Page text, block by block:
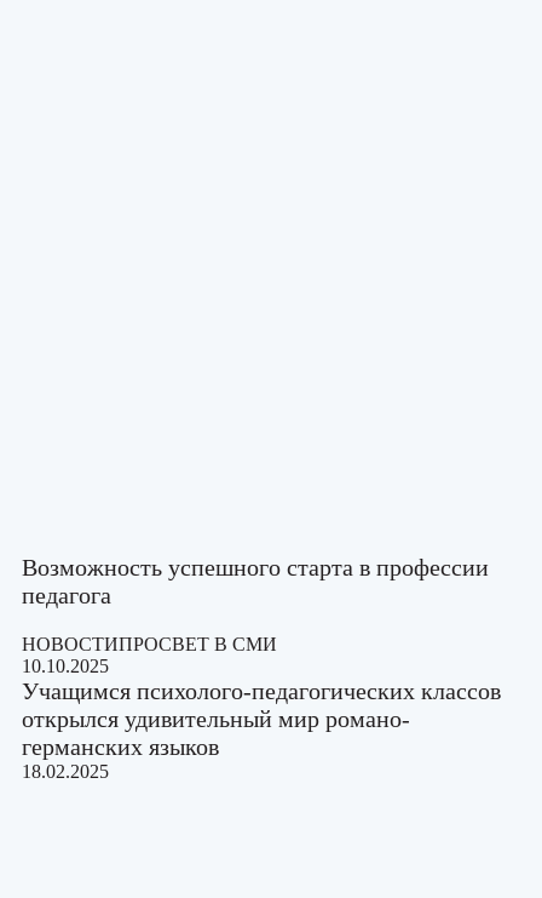
Возможность успешного старта в профессии
педагога
НОВОСТИПРОСВЕТ В СМИ
10.10.2025
Учащимся психолого-педагогических классов
открылся удивительный мир романо-
германских языков
18.02.2025